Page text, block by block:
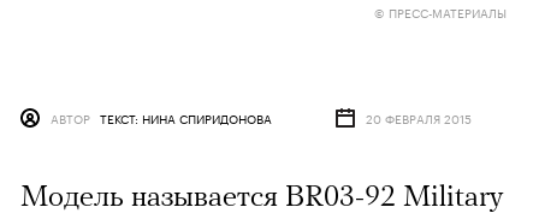
© ПРЕСС-МАТЕРИАЛЫ
АВТОР ТЕКСТ: НИНА СПИРИДОНОВА 20 ФЕВРАЛЯ 2015
Модель называется BR03-92 Military